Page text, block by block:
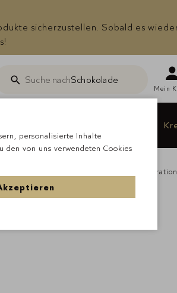
sicherzustellen. Sobald es
SucheSuche nachSchokolade
Mein
personalisierte Inhalte
von uns verwendeten Cookies